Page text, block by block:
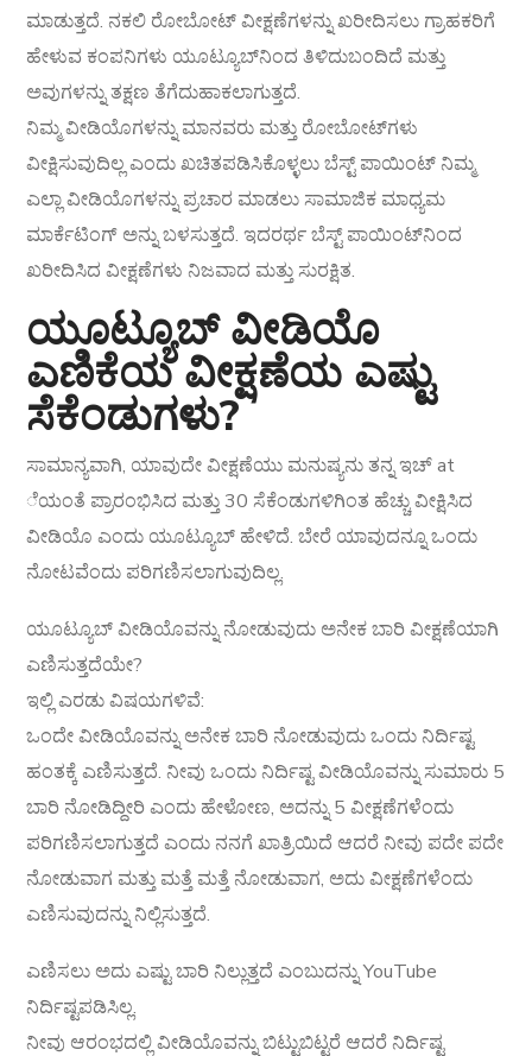
ಮಾಡುತ್ತದೆ. ನಕಲಿ ರೋಬೋಟ್ ವೀಕ್ಷಣೆಗಳನ್ನು ಖರೀದಿಸಲು ಗ್ರಾಹಕರಿಗೆ
ಹೇಳುವ ಕಂಪನಿಗಳು ಯೂಟ್ಯೂಬ್‌ನಿಂದ ತಿಳಿದುಬಂದಿದೆ ಮತ್ತು
ಅವುಗಳನ್ನು ತಕ್ಷಣ ತೆಗೆದುಹಾಕಲಾಗುತ್ತದೆ.
ನಿಮ್ಮ ವೀಡಿಯೊಗಳನ್ನು ಮಾನವರು ಮತ್ತು ರೋಬೋಟ್‌ಗಳು
ವೀಕ್ಷಿಸುವುದಿಲ್ಲ ಎಂದು ಖಚಿತಪಡಿಸಿಕೊಳ್ಳಲು ಬೆಸ್ಟ್ ಪಾಯಿಂಟ್ ನಿಮ್ಮ
ಎಲ್ಲಾ ವೀಡಿಯೊಗಳನ್ನು ಪ್ರಚಾರ ಮಾಡಲು ಸಾಮಾಜಿಕ ಮಾಧ್ಯಮ
ಮಾರ್ಕೆಟಿಂಗ್ ಅನ್ನು ಬಳಸುತ್ತದೆ. ಇದರರ್ಥ ಬೆಸ್ಟ್ ಪಾಯಿಂಟ್‌ನಿಂದ
ಖರೀದಿಸಿದ ವೀಕ್ಷಣೆಗಳು ನಿಜವಾದ ಮತ್ತು ಸುರಕ್ಷಿತ.
ಯೂಟ್ಯೂಬ್ ವೀಡಿಯೊ
ಎಣಿಕೆಯ ವೀಕ್ಷಣೆಯ ಎಷ್ಟು
ಸೆಕೆಂಡುಗಳು?
ಸಾಮಾನ್ಯವಾಗಿ, ಯಾವುದೇ ವೀಕ್ಷಣೆಯು ಮನುಷ್ಯನು ತನ್ನ ಇಚ್ at
ೆಯಂತೆ ಪ್ರಾರಂಭಿಸಿದ ಮತ್ತು 30 ಸೆಕೆಂಡುಗಳಿಗಿಂತ ಹೆಚ್ಚು ವೀಕ್ಷಿಸಿದ
ವೀಡಿಯೊ ಎಂದು ಯೂಟ್ಯೂಬ್ ಹೇಳಿದೆ. ಬೇರೆ ಯಾವುದನ್ನೂ ಒಂದು
ನೋಟವೆಂದು ಪರಿಗಣಿಸಲಾಗುವುದಿಲ್ಲ.
ಯೂಟ್ಯೂಬ್ ವೀಡಿಯೊವನ್ನು ನೋಡುವುದು ಅನೇಕ ಬಾರಿ ವೀಕ್ಷಣೆಯಾಗಿ
ಎಣಿಸುತ್ತದೆಯೇ?
ಇಲ್ಲಿ ಎರಡು ವಿಷಯಗಳಿವೆ:
ಒಂದೇ ವೀಡಿಯೊವನ್ನು ಅನೇಕ ಬಾರಿ ನೋಡುವುದು ಒಂದು ನಿರ್ದಿಷ್ಟ
ಹಂತಕ್ಕೆ ಎಣಿಸುತ್ತದೆ. ನೀವು ಒಂದು ನಿರ್ದಿಷ್ಟ ವೀಡಿಯೊವನ್ನು ಸುಮಾರು 5
ಬಾರಿ ನೋಡಿದ್ದೀರಿ ಎಂದು ಹೇಳೋಣ, ಅದನ್ನು 5 ವೀಕ್ಷಣೆಗಳೆಂದು
ಪರಿಗಣಿಸಲಾಗುತ್ತದೆ ಎಂದು ನನಗೆ ಖಾತ್ರಿಯಿದೆ ಆದರೆ ನೀವು ಪದೇ ಪದೇ
ನೋಡುವಾಗ ಮತ್ತು ಮತ್ತೆ ಮತ್ತೆ ನೋಡುವಾಗ, ಅದು ವೀಕ್ಷಣೆಗಳೆಂದು
ಎಣಿಸುವುದನ್ನು ನಿಲ್ಲಿಸುತ್ತದೆ.
ಎಣಿಸಲು ಅದು ಎಷ್ಟು ಬಾರಿ ನಿಲ್ಲುತ್ತದೆ ಎಂಬುದನ್ನು YouTube
ನಿರ್ದಿಷ್ಟಪಡಿಸಿಲ್ಲ.
ನೀವು ಆರಂಭದಲ್ಲಿ ವೀಡಿಯೊವನ್ನು ಬಿಟ್ಟುಬಿಟ್ಟರೆ ಆದರೆ ನಿರ್ದಿಷ್ಟ